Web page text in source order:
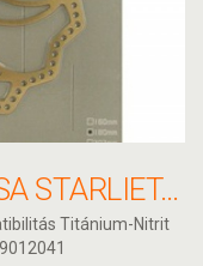
ALLIGATOR FÉKTÁRCSA STARLIET-TI 180MM HKR19TI
Titánium-Nitrit